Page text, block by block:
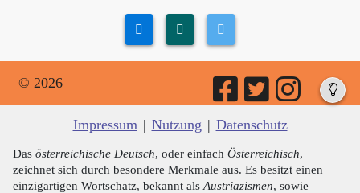
© 2026
Impressum | Nutzung | Datenschutz
Das österreichische Deutsch, oder einfach Österreichisch,
zeichnet sich durch besondere Merkmale aus. Es besitzt einen
einzigartigen Wortschatz, bekannt als Austriazismen, sowie